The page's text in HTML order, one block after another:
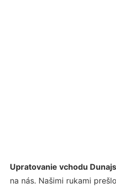
Upratovanie vchodu
na nás. Našimi rukami